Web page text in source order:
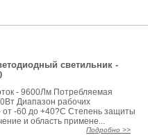
светильник -
- 9600Лм Потребляемая
Диапазон рабочих
от -60 до +40?С Степень защиты
и область примене...
Подробно >>